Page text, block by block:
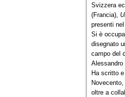
Svizzera
(Francia),
presenti
Si è
disegnato
campo del
Alessandro
Ha scritto
oltre a